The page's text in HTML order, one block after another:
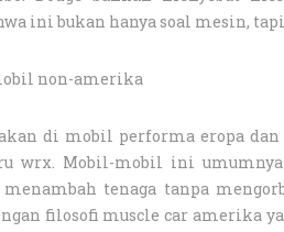
ini bukan hanya soal mesin,
non-amerika
di mobil performa eropa
wrx. Mobil-mobil ini
tenaga tanpa
filosofi muscle car amerika